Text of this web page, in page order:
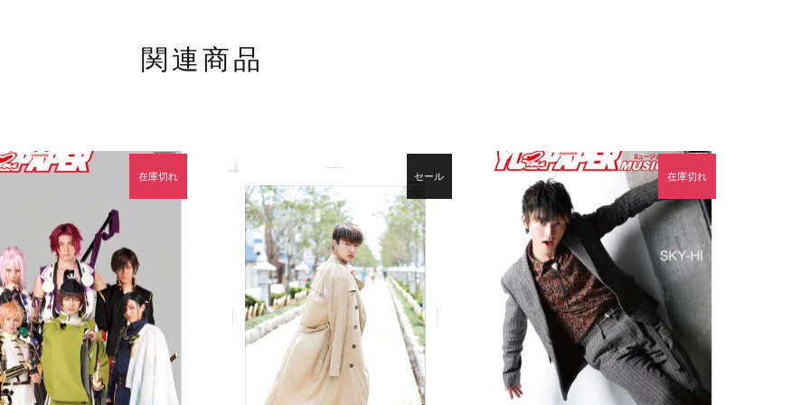
関連商品
在庫切れ セール 在庫切れ